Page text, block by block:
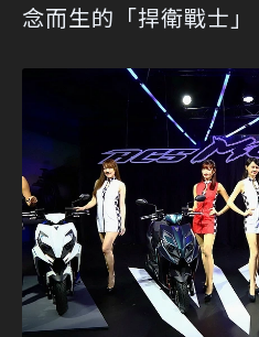
念而生的「捍衛戰士」